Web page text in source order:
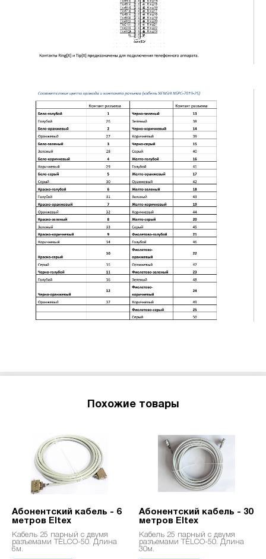
Похожие товары
Абонентский кабель - 6
метров Eltex
Кабель 25 парный с двумя
разъемами TELCO-50. Длина
6м.
Абонентский кабель - 30
метров Eltex
Кабель 25 парный с двумя
разъемами TELCO-50. Длина
30м.